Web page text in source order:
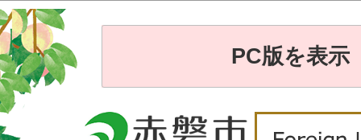
PC版を表示